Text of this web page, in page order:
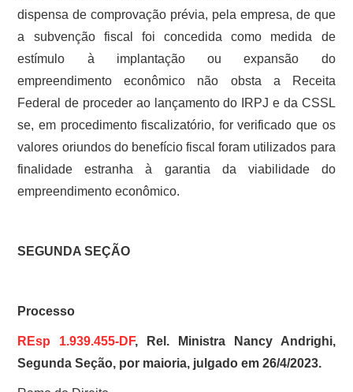
dispensa de comprovação prévia, pela empresa, de que
a subvenção fiscal foi concedida como medida de
estímulo à implantação ou expansão do
empreendimento econômico não obsta a Receita
Federal de proceder ao lançamento do IRPJ e da CSSL
se, em procedimento fiscalizatório, for verificado que os
valores oriundos do benefício fiscal foram utilizados para
finalidade estranha à garantia da viabilidade do
empreendimento econômico.
SEGUNDA SEÇÃO
Processo
REsp 1.939.455-DF, Rel. Ministra Nancy Andrighi,
Segunda Seção, por maioria, julgado em 26/4/2023.